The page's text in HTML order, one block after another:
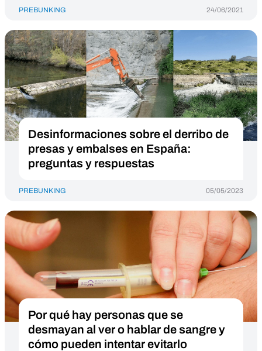
PREBUNKING 24/06/2021
Desinformaciones sobre el derribo de
presas y embalses en España:
preguntas y respuestas
PREBUNKING 05/05/2023
Por qué hay personas que se
desmayan al ver o hablar de sangre y
cómo pueden intentar evitarlo